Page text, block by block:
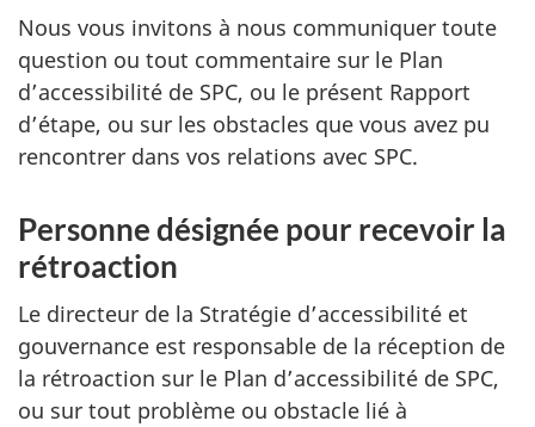
Nous vous invitons à nous communiquer toute
question ou tout commentaire sur le Plan
d’accessibilité de SPC, ou le présent Rapport
d’étape, ou sur les obstacles que vous avez pu
rencontrer dans vos relations avec SPC.
Personne désignée pour recevoir la
rétroaction
Le directeur de la Stratégie d’accessibilité et
gouvernance est responsable de la réception de
la rétroaction sur le Plan d’accessibilité de SPC,
ou sur tout problème ou obstacle lié à